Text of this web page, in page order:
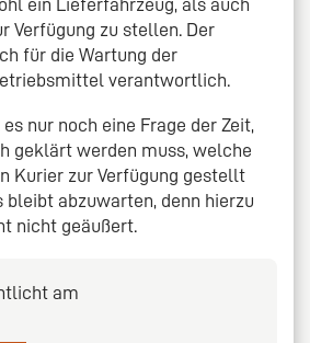
ein Lieferfahrzeug, als auch
Verfügung zu stellen. Der
für die Wartung der
verantwortlich.
nur noch eine Frage der Zeit,
geklärt werden muss, welche
Kurier zur Verfügung gestellt
bleibt abzuwarten, denn hierzu
nicht geäußert.
am